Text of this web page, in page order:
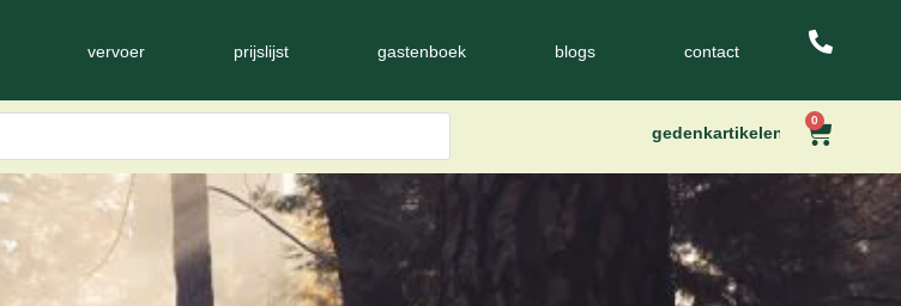
vervoer prijslijst gastenboek blogs contact
gedenkartikelen
0